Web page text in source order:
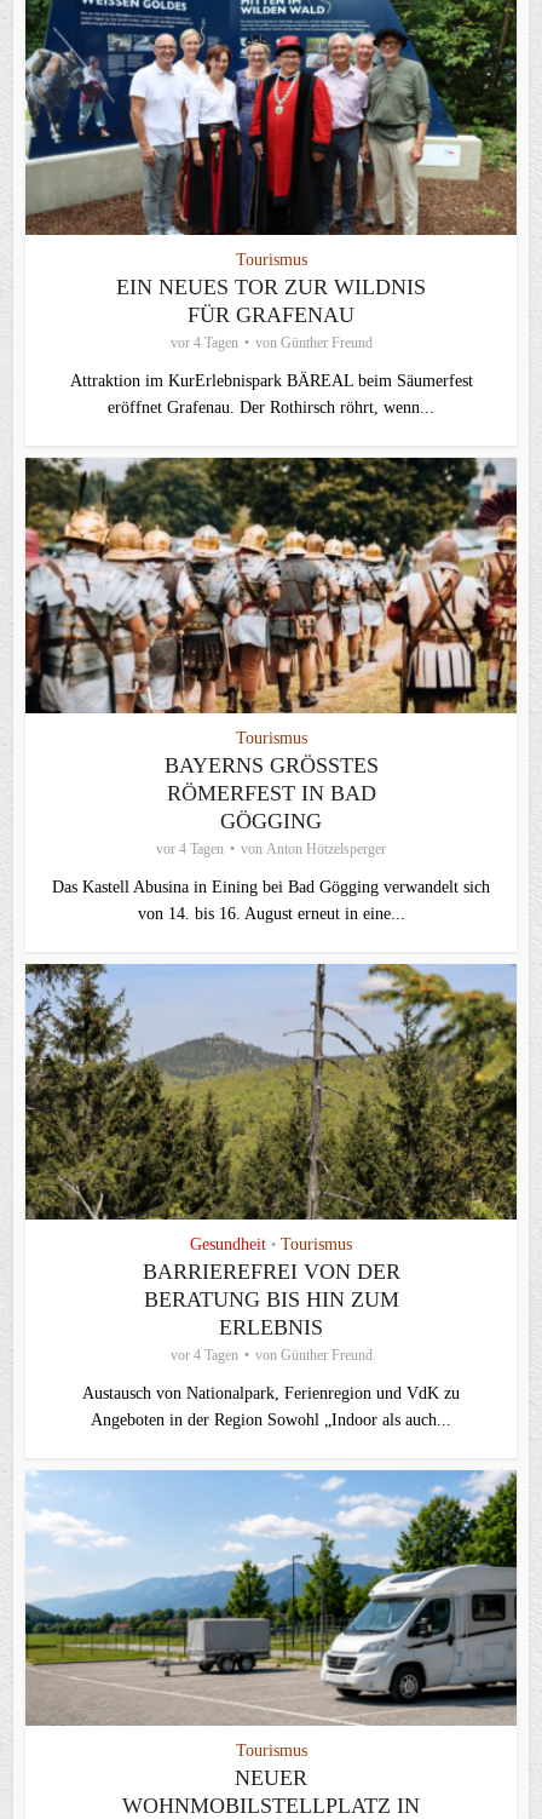
Tourismus
EIN NEUES TOR ZUR WILDNIS
FÜR GRAFENAU
vor 4 Tagen von Günther Freund
Attraktion im KurErlebnispark BÄREAL beim Säumerfest
eröffnet Grafenau. Der Rothirsch röhrt, wenn...
Tourismus
BAYERNS GRÖSSTES R
ÖMERFEST IN BAD G
ÖGGING
vor 4 Tagen von Anton Hötzelsperger
Das Kastell Abusina in Eining bei Bad Gögging verwandelt sich
von 14. bis 16. August erneut in eine...
Gesundheit • Tourismus
BARRIEREFREI VON DER
BERATUNG BIS HIN ZUM
ERLEBNIS
vor 4 Tagen von Günther Freund
Austausch von Nationalpark, Ferienregion und VdK zu
Angeboten in der Region Sowohl „Indoor als auch...
Tourismus
NEUER
WOHNMOBILSTELLPLATZ IN